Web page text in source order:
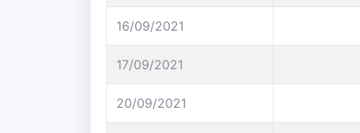
16/09/2021
17/09/2021
20/09/2021